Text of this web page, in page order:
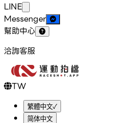
LINE
Messenger
幫助中心
洽詢客服
TW
繁體中文✓
简体中文